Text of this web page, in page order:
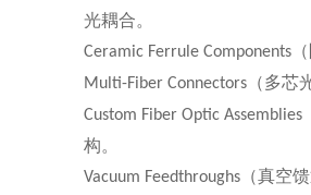
光耦合。
Ceramic Ferrule Components
Multi-Fiber Connectors （多
Custom Fiber Optic Assemblies
构。
Vacuum Feedthroughs （真空